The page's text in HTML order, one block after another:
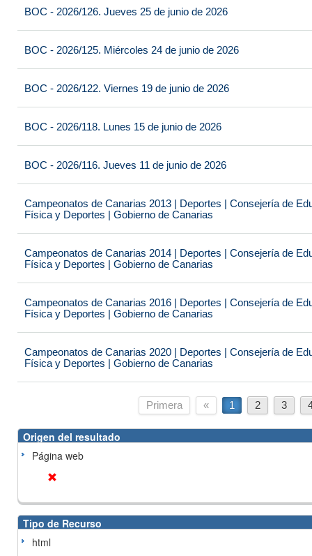
BOC - 2026/126. Jueves 25 de junio de 2026
BOC - 2026/125. Miércoles 24 de junio de 2026
BOC - 2026/122. Viernes 19 de junio de 2026
BOC - 2026/118. Lunes 15 de junio de 2026
BOC - 2026/116. Jueves 11 de junio de 2026
Campeonatos de Canarias 2013 | Deportes | Consejería de
Física y Deportes | Gobierno de Canarias
Campeonatos de Canarias 2014 | Deportes | Consejería de
Física y Deportes | Gobierno de Canarias
Campeonatos de Canarias 2016 | Deportes | Consejería de
Física y Deportes | Gobierno de Canarias
Campeonatos de Canarias 2020 | Deportes | Consejería de
Física y Deportes | Gobierno de Canarias
Primera « 1 2 3
Origen del resultado
Página web
Tipo de Recurso
html